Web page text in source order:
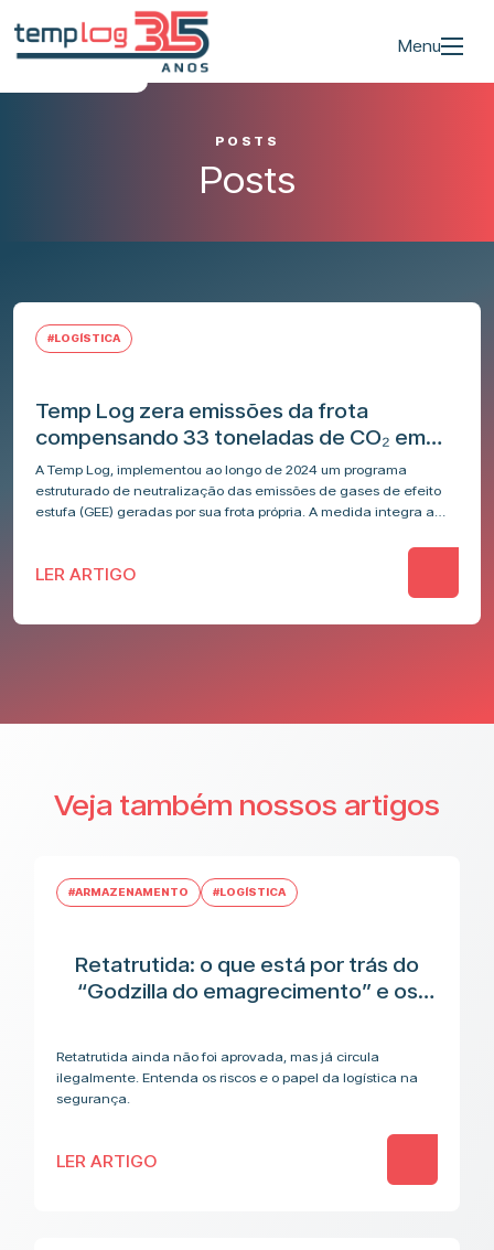
Menu
POSTS
Posts
#LOGÍSTICA
Temp Log zera emissões da frota
compensando 33 toneladas de CO₂ em
2024
A Temp Log, implementou ao longo de 2024 um programa
estruturado de neutralização das emissões de gases de efeito
estufa (GEE) geradas por sua frota própria. A medida integra a…
LER ARTIGO
Veja também nossos artigos
#ARMAZENAMENTO #LOGÍSTICA
Retatrutida: o que está por trás do
“Godzilla do emagrecimento” e os
Retatrutida ainda não foi aprovada, mas já circula
ilegalmente. Entenda os riscos e o papel da logística na
segurança.
LER ARTIGO